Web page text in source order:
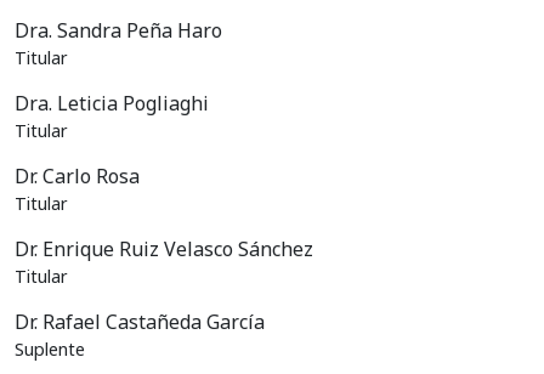
Dra. Sandra Peña Haro
Titular
Dra. Leticia Pogliaghi
Titular
Dr. Carlo Rosa
Titular
Dr. Enrique Ruiz Velasco Sánchez
Titular
Dr. Rafael Castañeda García
Suplente